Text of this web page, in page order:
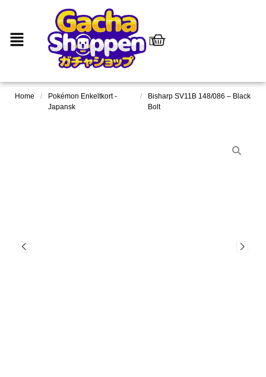
Home /
Pokémon Enkeltkort -
Japansk
/
Bisharp SV11B 148/086 – Black
Bolt